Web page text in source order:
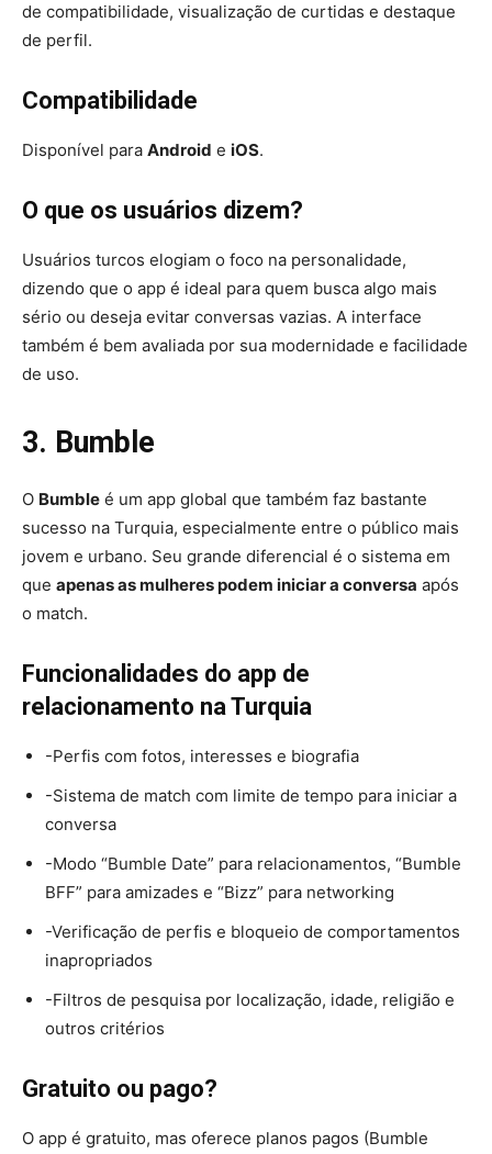
de compatibilidade, visualização de curtidas e destaque
de perfil.
Compatibilidade
Disponível para Android e iOS.
O que os usuários dizem?
Usuários turcos elogiam o foco na personalidade,
dizendo que o app é ideal para quem busca algo mais
sério ou deseja evitar conversas vazias. A interface
também é bem avaliada por sua modernidade e facilidade
de uso.
3. Bumble
O Bumble é um app global que também faz bastante
sucesso na Turquia, especialmente entre o público mais
jovem e urbano. Seu grande diferencial é o sistema em
que apenas as mulheres podem iniciar a conversa após
o match.
Funcionalidades do app de
relacionamento na Turquia
-Perfis com fotos, interesses e biografia
-Sistema de match com limite de tempo para iniciar a
conversa
-Modo “Bumble Date” para relacionamentos, “Bumble
BFF” para amizades e “Bizz” para networking
-Verificação de perfis e bloqueio de comportamentos
inapropriados
-Filtros de pesquisa por localização, idade, religião e
outros critérios
Gratuito ou pago?
O app é gratuito, mas oferece planos pagos (Bumble